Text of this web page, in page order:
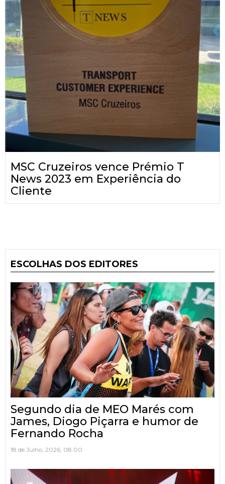
MSC Cruzeiros vence Prémio T
News 2023 em Experiência do
Cliente
ESCOLHAS DOS EDITORES
Segundo dia de MEO Marés com
James, Diogo Piçarra e humor de
Fernando Rocha
18 de Julho, 2026, 08:00